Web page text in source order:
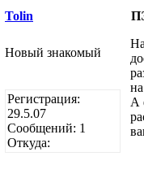
Tolin
Новый знакомый
Регистрация:
29.5.07
Сообщений: 1
Откуда:
А